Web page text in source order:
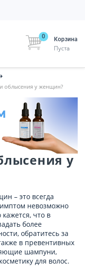
Корзина
0
Пуста
облысения у женщин?
у
– это всегда
невозможно
что в
более
обратитесь за
в превентивных
шампуни,
для волос.